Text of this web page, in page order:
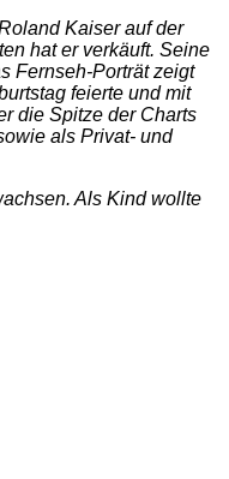
Kaiser auf der
hat er verkäuft. Seine
Fernseh-Porträt zeigt
feierte und mit
die Spitze der Charts
als Privat- und
Als Kind wollte